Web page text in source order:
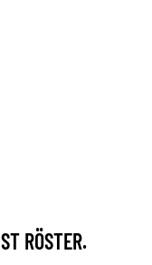
ST RÖSTER.